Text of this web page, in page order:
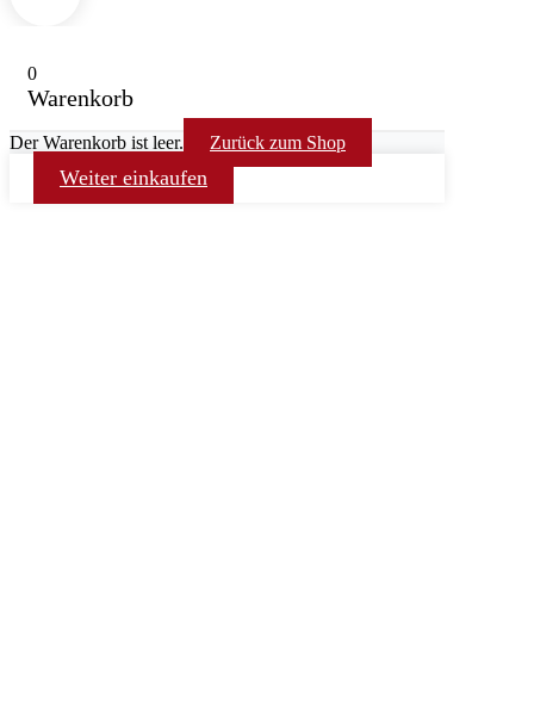
0
Warenkorb
Der Warenkorb ist leer. Zurück zum Shop
Weiter einkaufen